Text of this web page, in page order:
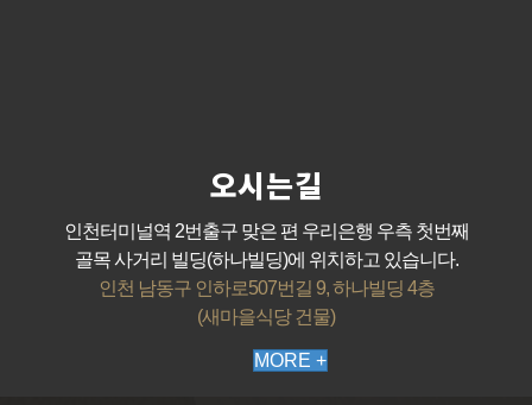
오시는길
인천터미널역 2번출구 맞은 편 우리은행 우측 첫번째
골목 사거리 빌딩(하나빌딩)에 위치하고 있습니다.
인천 남동구 인하로507번길 9, 하나빌딩 4층
(새마을식당 건물)
MORE +